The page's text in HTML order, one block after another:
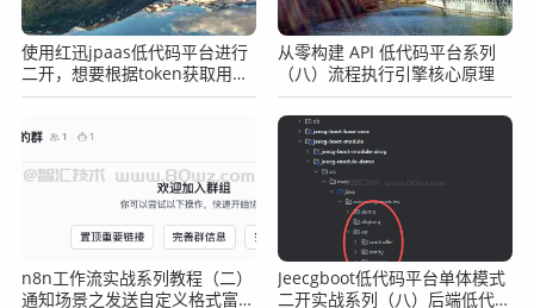
使用红迅jpaas低代码平台进行
二开，想要根据token获取用户
的id怎么办？
从零构建 API 低代码平台系列
（八）流程执行引擎核心原理
n8n工作流实战系列教程（二）
通知场景之发送自定义格式富文
Jeecgboot低代码平台单体模式
二开实战系列（八）后端低代码